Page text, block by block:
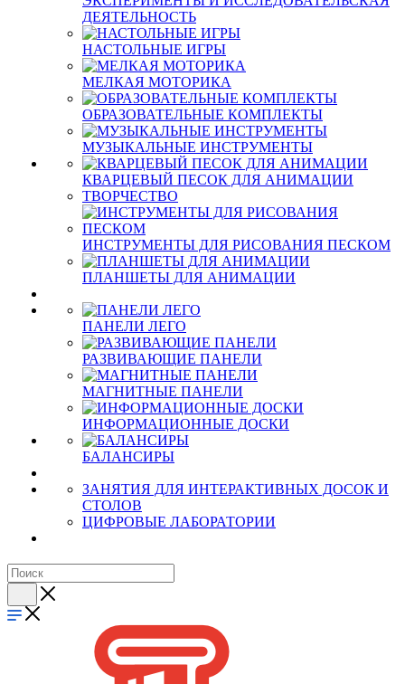
ДЕЯТЕЛЬНОСТЬ
НАСТОЛЬНЫЕ ИГРЫ
МЕЛКАЯ МОТОРИКА
ОБРАЗОВАТЕЛЬНЫЕ КОМПЛЕКТЫ
МУЗЫКАЛЬНЫЕ ИНСТРУМЕНТЫ
КВАРЦЕВЫЙ ПЕСОК ДЛЯ АНИМАЦИИ
ТВОРЧЕСТВО
ИНСТРУМЕНТЫ ДЛЯ РИСОВАНИЯ ПЕСКОМ
ПЛАНШЕТЫ ДЛЯ АНИМАЦИИ
ПАНЕЛИ ЛЕГО
РАЗВИВАЮЩИЕ ПАНЕЛИ
МАГНИТНЫЕ ПАНЕЛИ
ИНФОРМАЦИОННЫЕ ДОСКИ
БАЛАНСИРЫ
ЗАНЯТИЯ ДЛЯ ИНТЕРАКТИВНЫХ ДОСОК И
СТОЛОВ
ЦИФРОВЫЕ ЛАБОРАТОРИИ